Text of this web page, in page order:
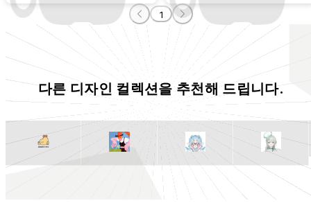
1
다른 디자인 컬렉션을 추천해 드립니다.